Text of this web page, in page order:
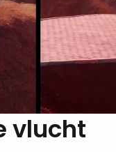
vlucht